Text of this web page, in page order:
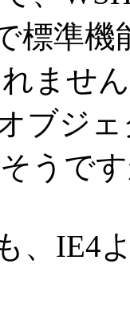
標準
ませ
ブジ
うで
、IE4